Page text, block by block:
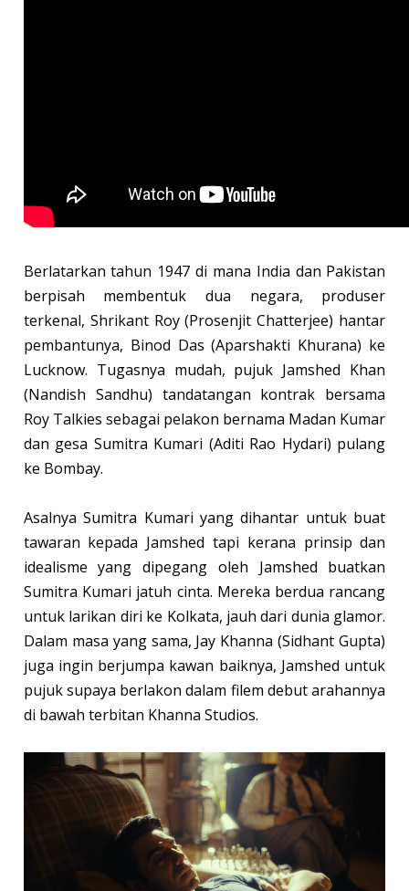
Berlatarkan tahun 1947 di mana India dan Pakistan
berpisah membentuk dua negara, produser
terkenal, Shrikant Roy (Prosenjit Chatterjee) hantar
pembantunya, Binod Das (Aparshakti Khurana) ke
Lucknow. Tugasnya mudah, pujuk Jamshed Khan
(Nandish Sandhu) tandatangan kontrak bersama
Roy Talkies sebagai pelakon bernama Madan Kumar
dan gesa Sumitra Kumari (Aditi Rao Hydari) pulang
ke Bombay.
Asalnya Sumitra Kumari yang dihantar untuk buat
tawaran kepada Jamshed tapi kerana prinsip dan
idealisme yang dipegang oleh Jamshed buatkan
Sumitra Kumari jatuh cinta. Mereka berdua rancang
untuk larikan diri ke Kolkata, jauh dari dunia glamor.
Dalam masa yang sama, Jay Khanna (Sidhant Gupta)
juga ingin berjumpa kawan baiknya, Jamshed untuk
pujuk supaya berlakon dalam filem debut arahannya
di bawah terbitan Khanna Studios.